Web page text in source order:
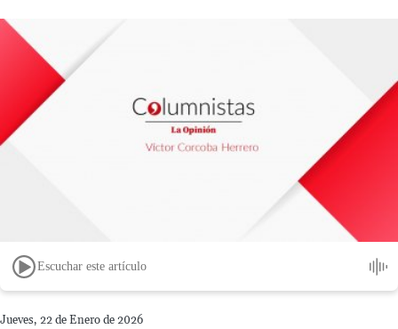
Escuchar este artículo
Jueves, 22 de Enero de 2026